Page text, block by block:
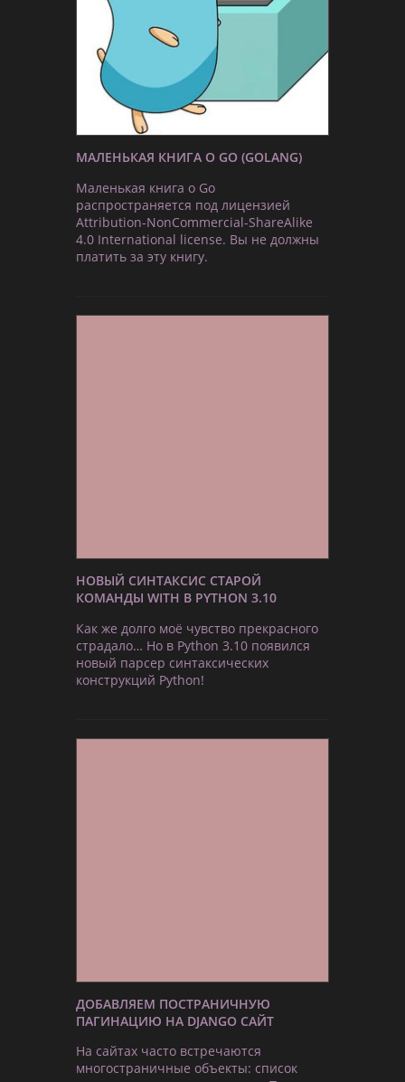
МАЛЕНЬКАЯ КНИГА О GO (GOLANG)
Маленькая книга о Go
распространяется под лицензией
Attribution-NonCommercial-ShareAlike
4.0 International license. Вы не должны
платить за эту книгу.
НОВЫЙ СИНТАКСИС СТАРОЙ
КОМАНДЫ WITH В PYTHON 3.10
Как же долго моё чувство прекрасного
страдало… Но в Python 3.10 появился
новый парсер синтаксических
конструкций Python!
ДОБАВЛЯЕМ ПОСТРАНИЧНУЮ
ПАГИНАЦИЮ НА DJANGO САЙТ
На сайтах часто встречаются
многостраничные объекты: список